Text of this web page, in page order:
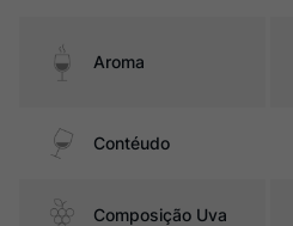
Aroma
Contéudo
Composição Uva